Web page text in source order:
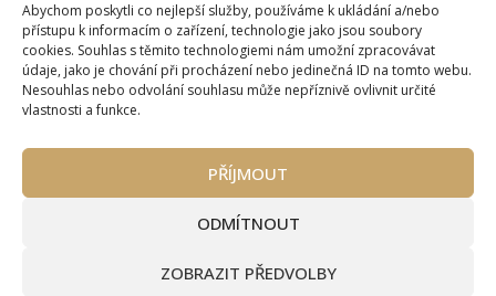
Abychom poskytli co nejlepší služby, používáme k ukládání a/nebo
přístupu k informacím o zařízení, technologie jako jsou soubory
cookies. Souhlas s těmito technologiemi nám umožní zpracovávat
údaje, jako je chování při procházení nebo jedinečná ID na tomto webu.
Nesouhlas nebo odvolání souhlasu může nepříznivě ovlivnit určité
vlastnosti a funkce.
PŘÍJMOUT
ODMÍTNOUT
ZOBRAZIT PŘEDVOLBY
20. 7. 2026
O Wealth Magazínu Můj účet
Kontakty
Máte zájem o spolupráci?
Pravidla používání webu wmag.cz
Ke stažení (partneři a autoři)